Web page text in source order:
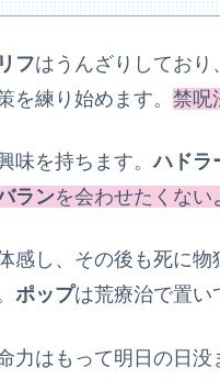
フはうんざりしており
を練り始めます。 禁呪
味を持ちます。ハドラ
ランを会わせたくな
感し、その後も死に物
ポップは荒療治で置い
力はもって明日の日没